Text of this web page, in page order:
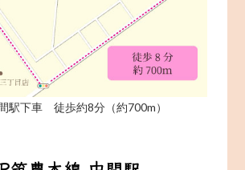
駅下車 徒歩約8分（約700m）